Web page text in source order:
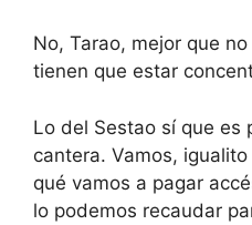
No, Tarao, mejor que
tienen que estar
Lo del Sestao sí que es
cantera. Vamos,
qué vamos a pagar
lo podemos recaudar